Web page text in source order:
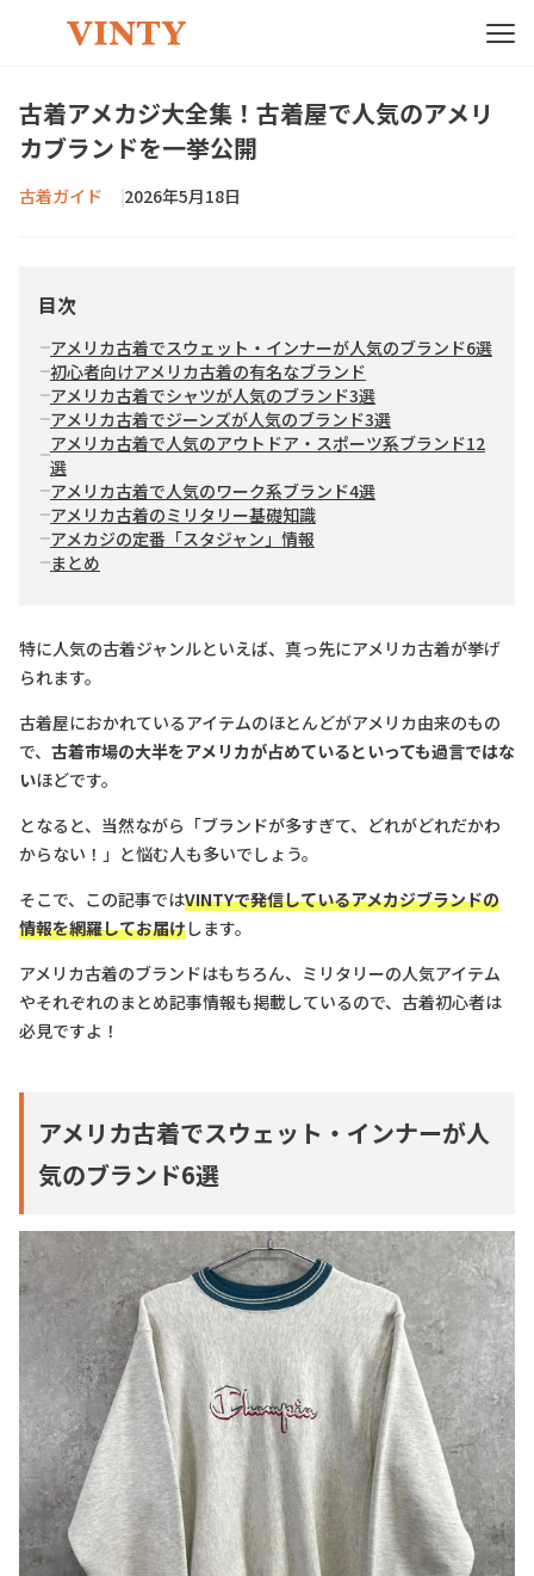
古着アメカジ大全集！古着屋で人気のアメリ
カブランドを一挙公開
古着ガイド 2026年5月18日
目次
アメリカ古着でスウェット・インナーが人気のブランド6選
初心者向けアメリカ古着の有名なブランド
アメリカ古着でシャツが人気のブランド3選
アメリカ古着でジーンズが人気のブランド3選
アメリカ古着で人気のアウトドア・スポーツ系ブランド12
選
アメリカ古着で人気のワーク系ブランド4選
アメリカ古着のミリタリー基礎知識
アメカジの定番「スタジャン」情報
まとめ
特に人気の古着ジャンルといえば、真っ先にアメリカ古着が挙げ
られます。
古着屋におかれているアイテムのほとんどがアメリカ由来のもの
で、 古着市場の大半をアメリカが占めているといっても過言ではな
いほどです。
となると、当然ながら「ブランドが多すぎて、どれがどれだかわ
からない！」と悩む人も多いでしょう。
そこで、この記事ではVINTYで発信しているアメカジブランドの
情報を網羅してお届けします。
アメリカ古着のブランドはもちろん、ミリタリーの人気アイテム
やそれぞれのまとめ記事情報も掲載しているので、古着初心者は
必見ですよ！
アメリカ古着でスウェット・インナーが人
気のブランド6選